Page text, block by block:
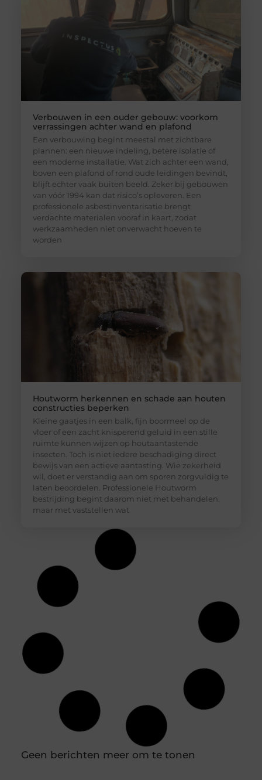
Verbouwen in een ouder gebouw: voorkom
verrassingen achter wand en plafond
Een verbouwing begint meestal met zichtbare
plannen: een nieuwe indeling, betere isolatie of
een moderne installatie. Wat zich achter een wand,
boven een plafond of rond oude leidingen bevindt,
blijft echter vaak buiten beeld. Zeker bij gebouwen
van vóór 1994 kan dat risico’s opleveren. Een
professionele asbestinventarisatie brengt
verdachte materialen vooraf in kaart, zodat
werkzaamheden niet onverwacht hoeven te
worden
Houtworm herkennen en schade aan houten
constructies beperken
Kleine gaatjes in een balk, fijn boormeel op de
vloer of een zacht knisperend geluid in een stille
ruimte kunnen wijzen op houtaantastende
insecten. Toch is niet iedere beschadiging direct
bewijs van een actieve aantasting. Wie zekerheid
wil, doet er verstandig aan om sporen zorgvuldig te
laten beoordelen. Professionele Houtworm
bestrijding begint daarom niet met behandelen,
maar met vaststellen wat
Praktische gids voor binnenklimaat en
Creëer de perfecte harmonie tussen binnen en
buiten Een comfortabel huis is meer dan alleen
een dak boven ons hoofd; het is een toevluchtsoord
waar we tot rust komen. De kwaliteit van ons leven
wordt sterk beïnvloed door onze directe omgeving.
Dit geldt niet alleen voor de sfeer binnenshuis,
maar ook voor de buitenruimte die we tot onze